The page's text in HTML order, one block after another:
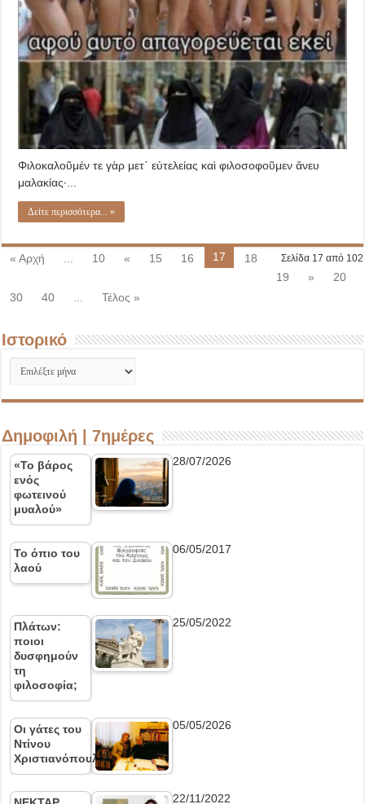
Φιλοκαλοῦμέν τε γὰρ μετ᾽ εὐτελείας καὶ φιλοσοφοῦμεν ἄνευ
μαλακίας·...
Δείτε περισσότερα... »
Σελίδα 17 από 102
« Αρχή 10 « 15 16 17
18
19
»
20
30
40 Τέλος »
Ιστορικό
Ιστορικό
Δημοφιλή | 7ημέρες
«Το βάρος
ενός
φωτεινού
μυαλού»
28/07/2026
Το όπιο του
λαού
06/05/2017
Πλάτων:
ποιοι
δυσφημούν
τη
φιλοσοφία;
25/05/2022
Οι γάτες του
Ντίνου
Χριστιανόπουλου
05/05/2026
22/11/2022